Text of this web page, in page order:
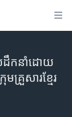
ល​ដឹកនាំ​ដោយ​
រួសារ​ខ្មែរ​